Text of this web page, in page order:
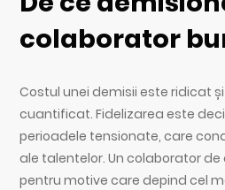
colaborator
Costul unei demisii este ridicat
cuantificat. Fidelizarea este
perioadele tensionate, care
ale talentelor. Un colaborator
pentru motive care depind cel